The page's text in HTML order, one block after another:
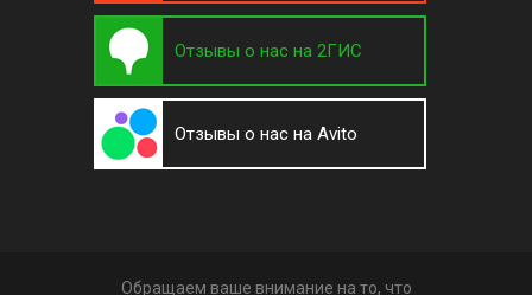
Отзывы о нас на 2ГИС
Отзывы о нас на Avito
Обращаем ваше внимание на то, что